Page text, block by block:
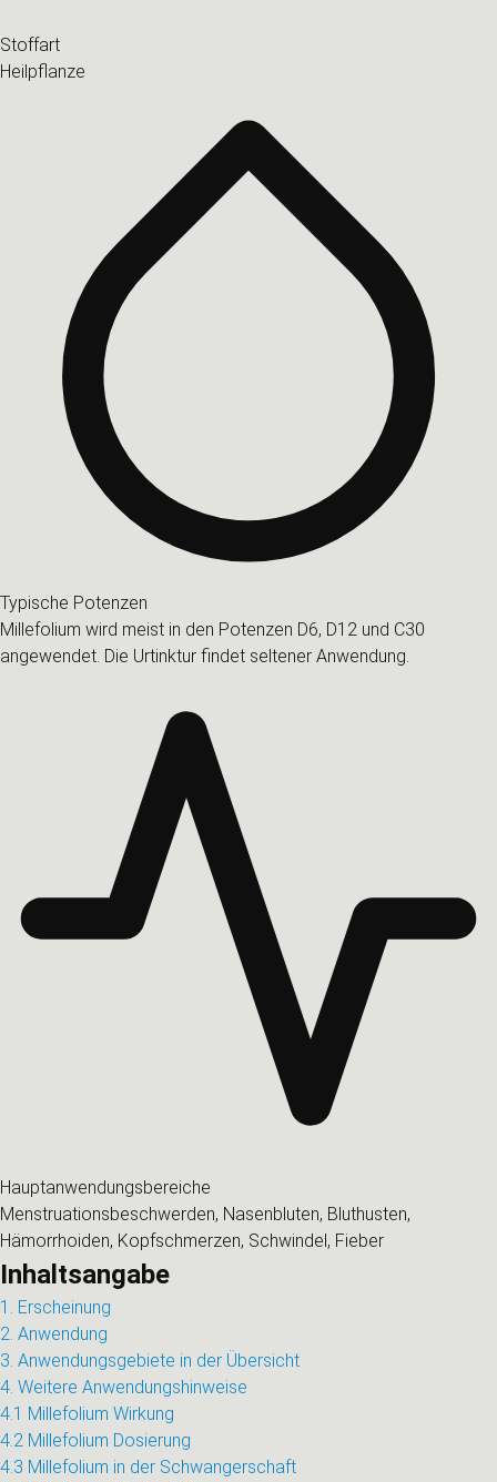
Stoffart
Heilpflanze
Typische Potenzen
Millefolium wird meist in den Potenzen D6, D12 und C30
angewendet. Die Urtinktur findet seltener Anwendung.
Hauptanwendungsbereiche
Menstruationsbeschwerden, Nasenbluten, Bluthusten,
Hämorrhoiden, Kopfschmerzen, Schwindel, Fieber
Inhaltsangabe
1. Erscheinung
2. Anwendung
3. Anwendungsgebiete in der Übersicht
4. Weitere Anwendungshinweise
4.1 Millefolium Wirkung
4.2 Millefolium Dosierung
4.3 Millefolium in der Schwangerschaft